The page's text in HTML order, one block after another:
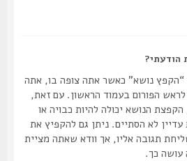
נושא” כאשר אתה צופה בו, אתה
הפורום בעמוד הראשון. עם זאת,
הנושא יכולה להיות כבויה או
לא הסתיים. ניתן גם להקפיץ את
אליו, אך וודא שאתה מציית
כך.